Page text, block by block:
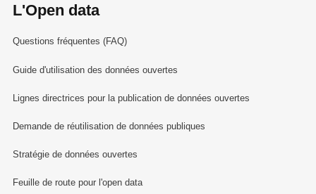
L'Open data
Questions fréquentes (FAQ)
Guide d'utilisation des données ouvertes
Lignes directrices pour la publication de données ouvertes
Demande de réutilisation de données publiques
Stratégie de données ouvertes
Feuille de route pour l'open data